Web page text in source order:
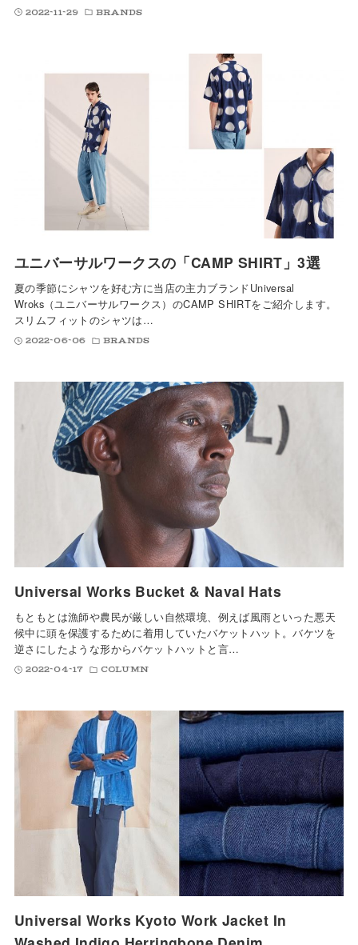
2022-11-29 BRANDS
ユニバーサルワークスの「CAMP SHIRT」3選
夏の季節にシャツを好む方に当店の主力ブランドUniversal
Wroks（ユニバーサルワークス）のCAMP SHIRTをご紹介します。
スリムフィットのシャツは…
2022-06-06 BRANDS
Universal Works Bucket & Naval Hats
もともとは漁師や農民が厳しい自然環境、例えば風雨といった悪天
候中に頭を保護するために着用していたバケットハット。バケツを
逆さにしたような形からバケットハットと言…
2022-04-17 COLUMN
Universal Works Kyoto Work Jacket In